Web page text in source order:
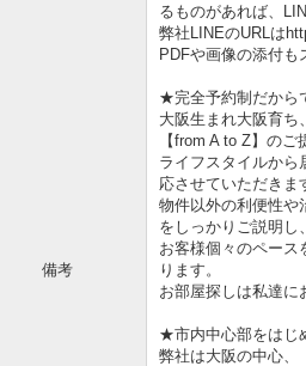
備考
るものがあれば、
弊社LINEのURLは
PDFや画像の添付も
★完全予約制だから
大阪生まれ大阪育ち
【from A to Z】のご
ライフスタイルから
応させていただきま
物件以外の利便性や
をしっかりご説明し
お客様個々のペース
ります。
お部屋探しは私達に
★市内中心部をはじ
弊社は大阪の中心、